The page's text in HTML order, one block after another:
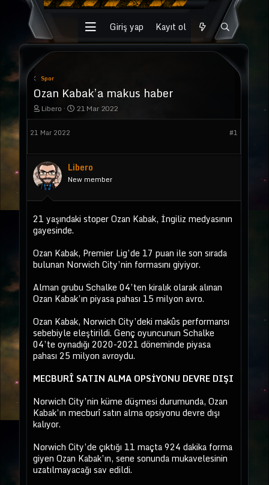
Giriş yap Kayıt ol
Spor
Ozan Kabak’a makus haber
K
o
u
u
b
a
ş
a
t
a
n
Libero
B
a
n
g
ç
a
r
i
21 Mar 2022
21 Mar 2022 #1
Libero
New member
21 yaşındaki stoper Ozan Kabak, İngiliz medyasının
gayesinde.
Ozan Kabak, Premier Lig’de 17 puan ile son sırada
bulunan Norwich City’nin formasını giyiyor.
Alman grubu Schalke 04’ten kiralık olarak alınan
Ozan Kabak’ın piyasa pahası 15 milyon avro.
Ozan Kabak, Norwich City’deki makûs performansı
sebebiyle eleştirildi. Genç oyuncunun Schalke
04’te oynadığı 2020-2021 döneminde piyasa
pahası 25 milyon avroydu.
MECBURÎ SATIN ALMA OPSİYONU DEVRE DIŞI
Norwich City’nin küme düşmesi durumunda, Ozan
Kabak’ın mecburî satın alma opsiyonu devre dışı
kalıyor.
Norwich City’de çıktığı 11 maçta 924 dakika forma
giyen Ozan Kabak’ın, sene sonunda mukavelesinin
uzatılmayacağı sav edildi.